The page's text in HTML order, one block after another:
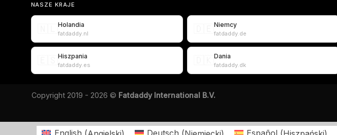
NASZE KRAJE
Holandia
fatdaddy.nl 🇩🇪Niemcy
fatdaddy.de
Hiszpania
fatdaddy.es 🇩🇰Dania
fatdaddy.dk
Copyright 2019 - 2026 © Fatdaddy International B.V.